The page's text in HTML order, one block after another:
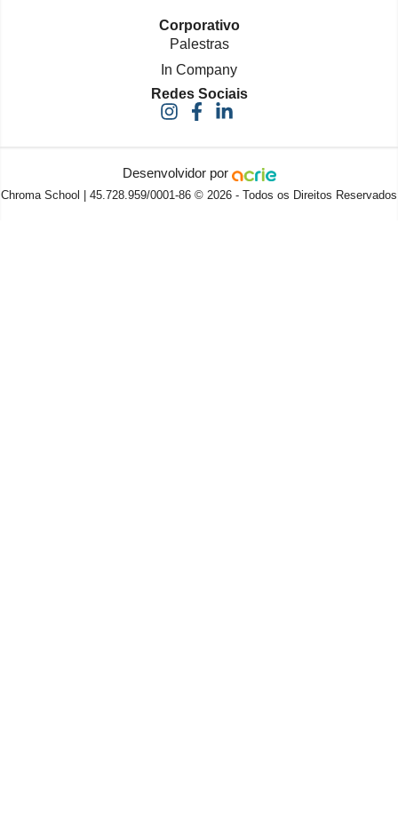
Corporativo
Palestras
In Company
Redes Sociais
Desenvolvidor por
Chroma School | 45.728.959/0001-86 © 2026 - Todos os Direitos Reservados